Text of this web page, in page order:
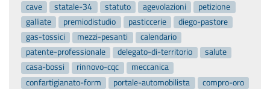
cave
statale-34 statuto agevolazioni
petizione
galliate
premiodistudio pasticcerie
diego-pastore
gas-tossici
mezzi-pesanti
calendario
patente-professionale
delegato-di-territorio
salute
casa-bossi
rinnovo-cqc
meccanica
confartigianato-form
portale-automobilista
compro-oro